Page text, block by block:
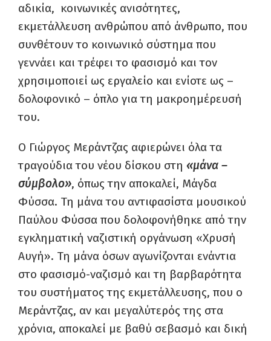
αδικία, κοινωνικές ανισότητες,
εκμετάλλευση ανθρώπου από άνθρωπο, που
συνθέτουν το κοινωνικό σύστημα που
γεννάει και τρέφει το φασισμό και τον
χρησιμοποιεί ως εργαλείο και ενίοτε ως –
δολοφονικό – όπλο για τη μακροημέρευσή
του.
Ο Γιώργος Μεράντζας αφιερώνει όλα τα
τραγούδια του νέου δίσκου στη «μάνα –
σύμβολο», όπως την αποκαλεί, Μάγδα
Φύσσα. Τη μάνα του αντιφασίστα μουσικού
Παύλου Φύσσα που δολοφονήθηκε από την
εγκληματική ναζιστική οργάνωση «Χρυσή
Αυγή». Τη μάνα όσων αγωνίζονται ενάντια
στο φασισμό-ναζισμό και τη βαρβαρότητα
του συστήματος της εκμετάλλευσης, που ο
Μεράντζας, αν και μεγαλύτερός της στα
χρόνια, αποκαλεί με βαθύ σεβασμό και δική